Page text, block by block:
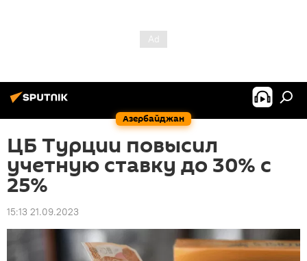
Азербайджан
ЦБ Турции повысил
учетную ставку до 30% с
25%
15:13 21.09.2023